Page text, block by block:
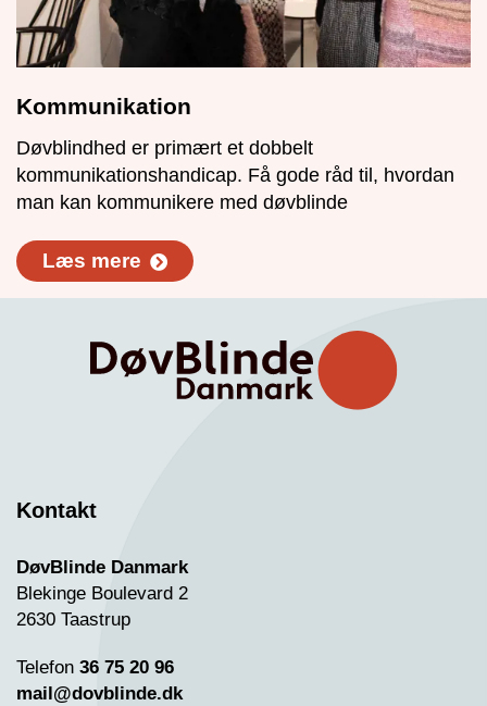
Kommunikation
Døvblindhed er primært et dobbelt
kommunikationshandicap. Få gode råd til, hvordan
man kan kommunikere med døvblinde
Læs mere
Kontakt
DøvBlinde Danmark
Blekinge Boulevard 2
2630 Taastrup
Telefon 36 75 20 96
mail@dovblinde.dk